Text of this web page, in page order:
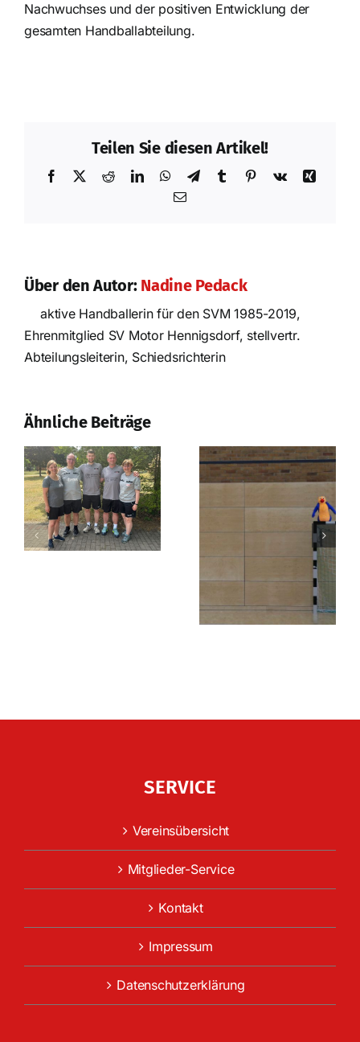
Nachwuchses und der positiven Entwicklung der
gesamten Handballabteilung.
Teilen Sie diesen Artikel!
Facebook RedditLinkedInWhatsApp
TelegramTumblrPinterestVk
Xing
E-
Über den Autor: Nadine Pedack
aktive Handballerin für den SVM 1985-2019,
Ehrenmitglied SV Motor Hennigsdorf, stellvertr.
Abteilungsleiterin, Schiedsrichterin
Ähnliche Beiträge
Prüfungswochenende
in Strausberg!
Nach der
Saison ist vor
SERVICE
Vereinsübersicht
Mitglieder-Service
Kontakt
Impressum
Datenschutzerklärung